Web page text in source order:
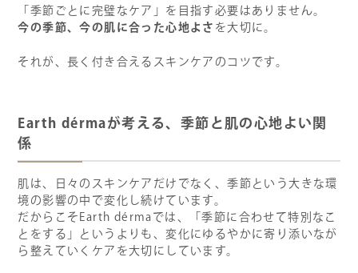
「季節ごとに完璧なケア」を目指す必要はありません。
今の季節、今の肌に合った心地よさ を大切に。
それが、長く付き合えるスキンケアのコツです。
Earth dérmaが考える、季節と肌の心地よい関
係
肌は、日々のスキンケアだけでなく、季節という大きな環
境の影響の中で変化し続けています。
だからこそEarth dérmaでは、「季節に合わせて特別なこ
とをする」というよりも、変化にゆるやかに寄り添いなが
ら整えていくケアを大切にしています。